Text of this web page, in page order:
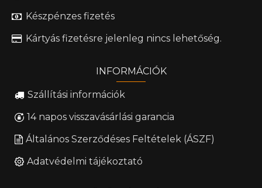
Készpénzes fizetés
Kártyás fizetésre jelenleg nincs lehetőség.
INFORMÁCIÓK
Szállítási információk
14 napos visszavásárlási garancia
Általános Szerződéses Feltételek (ÁSZF)
Adatvédelmi tájékoztató